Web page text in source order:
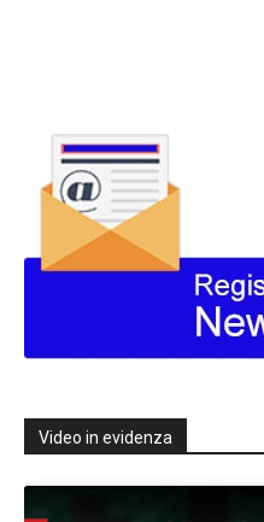
Video in evidenza